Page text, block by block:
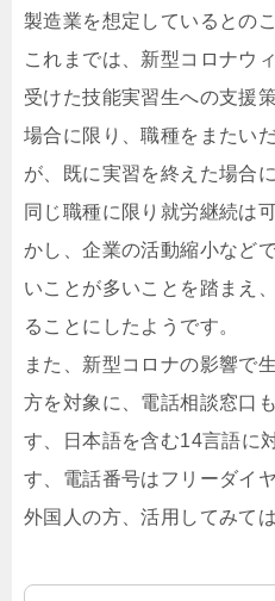
製造業を想定しているとのこ
これまでは、新型コロナウ
受けた技能実習生への支援
場合に限り、職種をまたい
が、既に実習を終えた場合
同じ職種に限り就労継続は
かし、企業の活動縮小など
いことが多いことを踏まえ
ることにしたようです。
また、新型コロナの影響で
方を対象に、電話相談窓口
す、日本語を含む14言語に
す、電話番号はフリーダイ
外国人の方、活用してみて